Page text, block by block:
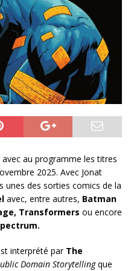
avec au programme les titres
2025. Avec Jonat
unes des sorties comics de la
avec, entre autres, Batman
Transformers ou encore
.
interprété par The
Domain Storytellingque